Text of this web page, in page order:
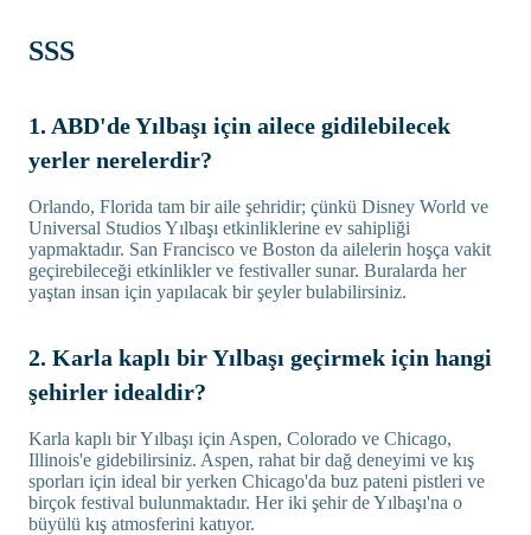
SSS
1. ABD'de Yılbaşı için ailece gidilebilecek
yerler nerelerdir?
Orlando, Florida tam bir aile şehridir; çünkü Disney World ve
Universal Studios Yılbaşı etkinliklerine ev sahipliği
yapmaktadır. San Francisco ve Boston da ailelerin hoşça vakit
geçirebileceği etkinlikler ve festivaller sunar. Buralarda her
yaştan insan için yapılacak bir şeyler bulabilirsiniz.
2. Karla kaplı bir Yılbaşı geçirmek için hangi
şehirler idealdir?
Karla kaplı bir Yılbaşı için Aspen, Colorado ve Chicago,
Illinois'e gidebilirsiniz. Aspen, rahat bir dağ deneyimi ve kış
sporları için ideal bir yerken Chicago'da buz pateni pistleri ve
birçok festival bulunmaktadır. Her iki şehir de Yılbaşı'na o
büyülü kış atmosferini katıyor.